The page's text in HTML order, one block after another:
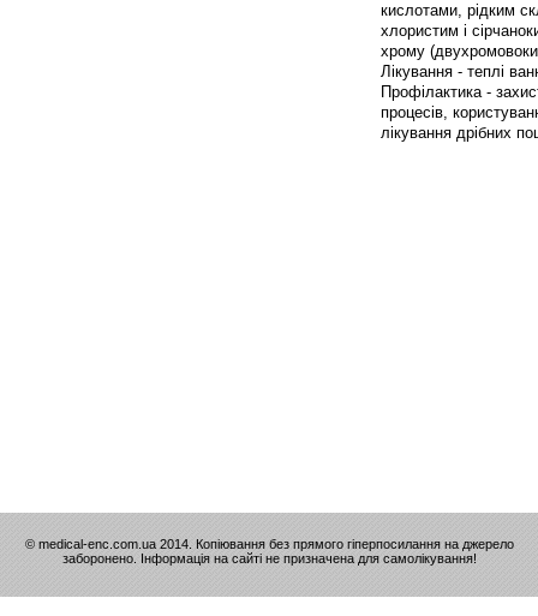
кислотами, рідким
хлористим і
хрому
Лікування - теплі
Профілактика -
процесів,
лікування дрібних
© medical-enc.com.ua 2014. Копіювання без прямого гіперпосилання на джерело
заборонено. Інформація на сайті не призначена для самолікування!